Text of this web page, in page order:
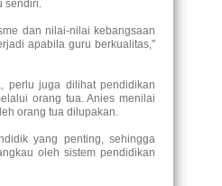
sendiri.
dan nilai-nilai kebangsaan
apabila guru berkualitas,"
perlu juga dilihat pendidikan
orang tua. Anies menilai
orang tua dilupakan.
yang penting, sehingga
oleh sistem pendidikan